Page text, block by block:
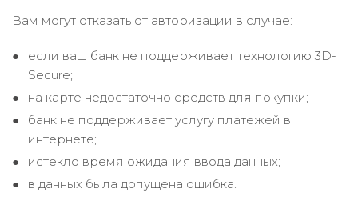
Вам могут отказать от авторизации в случае:
если ваш банк не поддерживает технологию 3D-
Secure;
на карте недостаточно средств для покупки;
банк не поддерживает услугу платежей в
интернете;
истекло время ожидания ввода данных;
в данных была допущена ошибка.